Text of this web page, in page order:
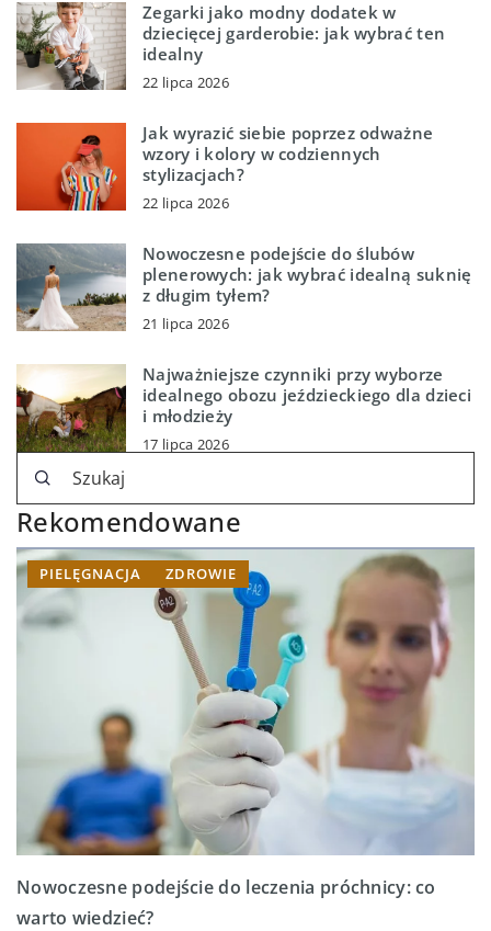
Zegarki jako modny dodatek w
dziecięcej garderobie: jak wybrać ten
idealny
22 lipca 2026
Jak wyrazić siebie poprzez odważne
wzory i kolory w codziennych
stylizacjach?
22 lipca 2026
Nowoczesne podejście do ślubów
plenerowych: jak wybrać idealną suknię
z długim tyłem?
21 lipca 2026
Najważniejsze czynniki przy wyborze
idealnego obozu jeździeckiego dla dzieci
i młodzieży
17 lipca 2026
Rekomendowane
PIELĘGNACJA ZDROWIE
Nowoczesne podejście do leczenia próchnicy: co
warto wiedzieć?